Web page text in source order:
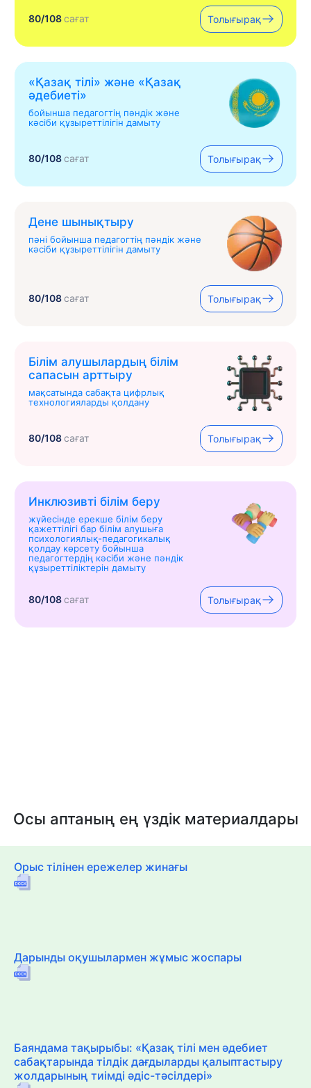
80/108сағат Толығырақ
«Қазақ тілі» жəне «Қазақ
əдебиеті»
бойынша педагогтің пәндік және
кәсіби құзыреттілігін дамыту
80/108сағат Толығырақ
Дене шынықтыру
пәні бойынша педагогтің пәндік және
кәсіби құзыреттілігін дамыту
80/108сағат Толығырақ
Білім алушылардың білім
сапасын арттыру
мақсатында сабақта цифрлық
технологияларды қолдану
80/108сағат Толығырақ
Инклюзивті білім беру
жүйесінде ерекше білім беру
қажеттілігі бар білім алушыға
психологиялық-педагогикалық
қолдау көрсету бойынша
педагогтердің кәсіби және пәндік
құзыреттіліктерін дамыту
80/108сағат Толығырақ
Осы аптаның ең үздік материалдары
Орыс тілінен ережелер жинағы
Дарынды оқушылармен жұмыс жоспары
Баяндама тақырыбы: «Қазақ тілі мен әдебиет
сабақтарында тілдік дағдыларды қалыптастыру
жолдарының тиімді әдіс-тәсілдері»